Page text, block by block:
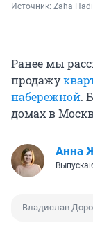
Источник: Zaha
Ранее мы
продажу
набережной.
домах в
Анна
Владислав